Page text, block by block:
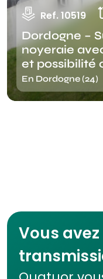
Ref. 10519
Dordogne –
noyeraie
et possibilité
En Dordogne (24)
Vous